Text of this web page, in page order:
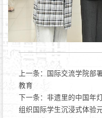
上一条：
国际交流学院部
教育
下一条： 非遗里的中国年
组织国际学生沉浸式体验